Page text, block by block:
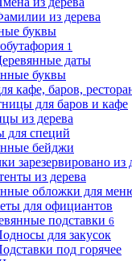
из дерева
буквы
1
даты
буквы
кафе, баров,
для баров и кафе
из дерева
для специй
бейджи
зарезервировано из
из дерева
обложки для
для официантов
подставки 6
для закусок
под горячее